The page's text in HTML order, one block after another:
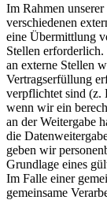
Im Rahmen
verschiedenen
eine Übermittlung
Stellen erforderlich.
an externe Stellen
Vertragserfüllung
verpflichtet sind (z.
wenn wir ein
an der Weitergabe
die
geben wir
Grundlage eines
Im Falle einer
gemeinsame